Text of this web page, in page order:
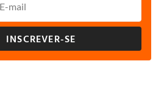
INSCREVER-SE